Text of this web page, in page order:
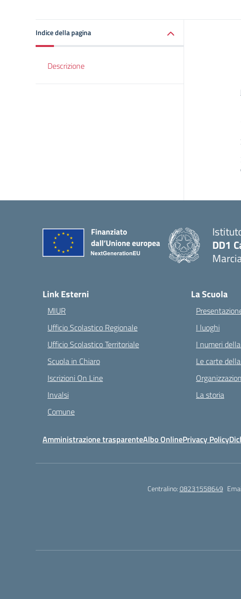
Indice della pagina
Descrizione
DD1
Link Esterni
MIUR
Ufficio Scolastico Regionale
Ufficio Scolastico Territoriale
Scuola in Chiaro
Iscrizioni On Line
Invalsi
Comune
La Scuola
I luoghi
I numeri
Le carte
La storia
Amministrazione trasparenteAlbo OnlinePrivacy Policy
Centralino:08231558649